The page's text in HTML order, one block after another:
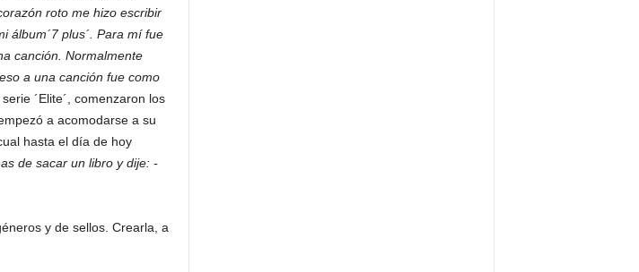
roto me hizo escribir
álbum´7 plus´. Para mí fue
canción. Normalmente
a una canción fue como
´Elite´, comenzaron los
a acomodarse a su
hasta el día de hoy
de sacar un libro y dije: -
y de sellos. Crearla, a